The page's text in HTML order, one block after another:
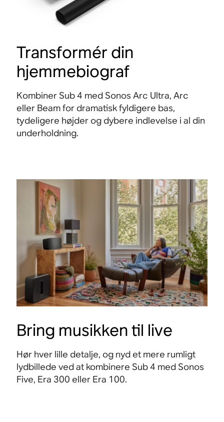
Transformér din
hjemmebiograf
Kombiner Sub 4 med Sonos Arc Ultra, Arc
eller Beam for dramatisk fyldigere bas,
tydeligere højder og dybere indlevelse i al din
underholdning.
Bring musikken til live
Hør hver lille detalje, og nyd et mere rumligt
lydbillede ved at kombinere Sub 4 med Sonos
Five, Era 300 eller Era 100.